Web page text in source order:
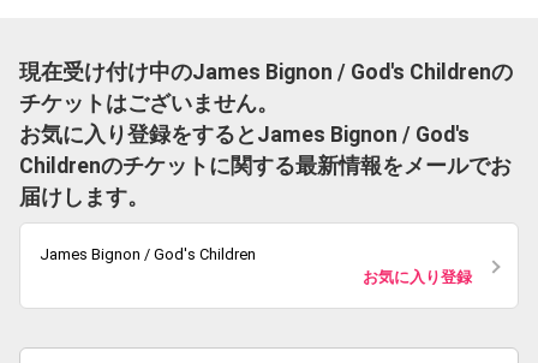
現在受け付け中のJames Bignon / God's Childrenの
チケットはございません。
お気に入り登録をするとJames Bignon / God's
Childrenのチケットに関する最新情報をメールでお
届けします。
James Bignon / God's Children
お気に入り登録